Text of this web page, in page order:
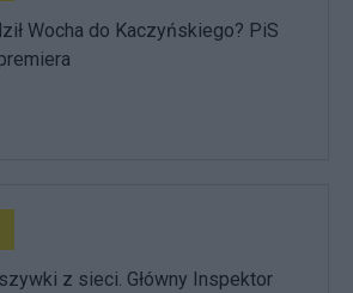
Wocha do Kaczyńskiego? PiS
z sieci. Główny Inspektor